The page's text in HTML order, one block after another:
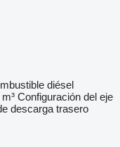
diésel
Configuración del eje
descarga trasero